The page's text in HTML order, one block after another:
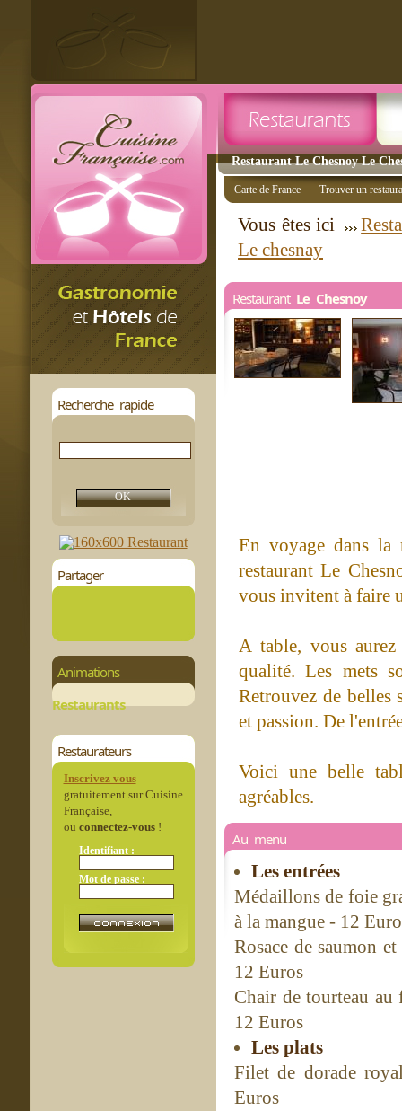
Restaurant Le Chesnoy Le
Recherche rapide
Partager
Animations
Restaurants
Restaurateurs
Inscrivez vous
gratuitement sur Cuisine
Française,
ou connectez-vous!
Identifiant :
Mot de passe :
Carte de France Trouver un
Vous êtes ici
Le chesnay
Restaurant Le Chesnoy
En voyage dans la
restaurant Le
vous invitent à faire
A table, vous
qualité. Les mets
Retrouvez de belles
et passion. De
Voici une belle
agréables.
Au menu
Les entrées
Médaillons de foie
à la mangue - 12
Rosace de saumon
12 Euros
Chair de tourteau au
12 Euros
Les plats
Filet de dorade
Euros